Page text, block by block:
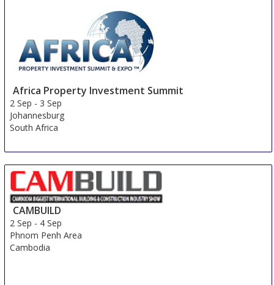
Africa Property Investment Summit
2 Sep - 3 Sep
Johannesburg
South Africa
CAMBUILD
2 Sep - 4 Sep
Phnom Penh Area
Cambodia